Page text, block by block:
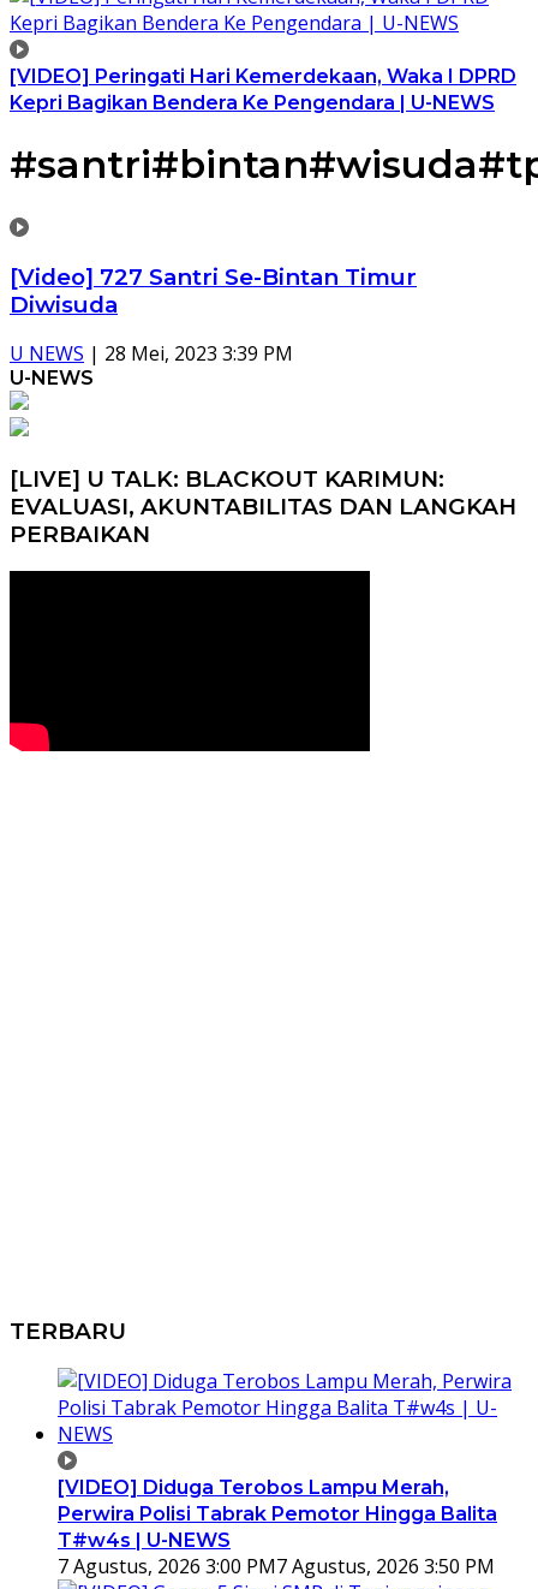
[VIDEO] Peringati Hari Kemerdekaan, Waka I DPRD
Kepri Bagikan Bendera Ke Pengendara | U-NEWS
[Video] 727 Santri Se-Bintan Timur
Diwisuda
U NEWS | 28 Mei, 2023 3:39 PM
U-NEWS
[LIVE] U TALK: BLACKOUT KARIMUN:
EVALUASI, AKUNTABILITAS DAN LANGKAH
PERBAIKAN
TERBARU
[VIDEO] Diduga Terobos Lampu Merah,
Perwira Polisi Tabrak Pemotor Hingga Balita
T#w4s | U-NEWS
7 Agustus, 2026 3:00 PM7 Agustus, 2026 3:50 PM